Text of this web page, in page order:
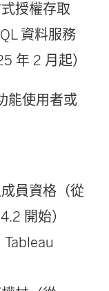
授權存取
資料服務
年 2 月起）
能使用者或
員資格 （從
開始）